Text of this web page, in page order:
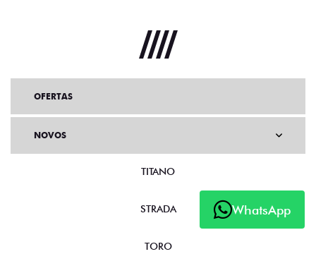
WhatsApp
OFERTAS
NOVOS
TITANO
STRADA
TORO